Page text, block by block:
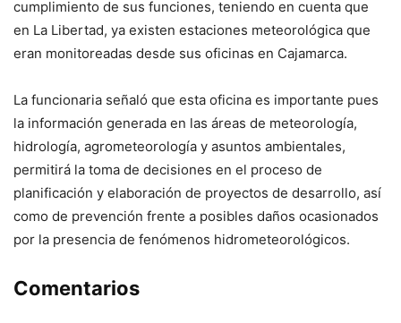
cumplimiento de sus funciones, teniendo en cuenta que
en La Libertad, ya existen estaciones meteorológica que
eran monitoreadas desde sus oficinas en Cajamarca.
La funcionaria señaló que esta oficina es importante pues
la información generada en las áreas de meteorología,
hidrología, agrometeorología y asuntos ambientales,
permitirá la toma de decisiones en el proceso de
planificación y elaboración de proyectos de desarrollo, así
como de prevención frente a posibles daños ocasionados
por la presencia de fenómenos hidrometeorológicos.
Comentarios